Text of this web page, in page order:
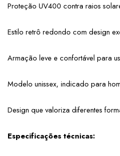
Proteção UV400 contra raios
Estilo retrô redondo com design
Armação leve e confortável para
Modelo unissex, indicado para
Design que valoriza diferentes
Especificações técnicas: